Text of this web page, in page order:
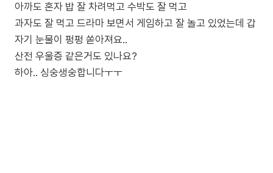
아까도 혼자 밥 잘 차려먹고 수박도 잘 먹고
과자도 잘 먹고 드라마 보면서 게임하고 잘 놀고 있었는데 갑
자기 눈물이 펑펑 쏟아져요..
산전 우울증 같은거도 있나요?
하아.. 싱숭생숭합니다ㅜㅜ